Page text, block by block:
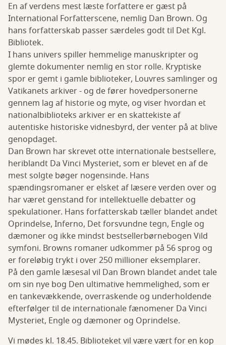
En af verdens mest læste forfattere er gæst på
International Forfatterscene, nemlig Dan Brown. Og
hans forfatterskab passer særdeles godt til Det Kgl.
Bibliotek.
I hans univers spiller hemmelige manuskripter og
glemte dokumenter nemlig en stor rolle. Kryptiske
spor er gemt i gamle biblioteker, Louvres samlinger og
Vatikanets arkiver - og de fører hovedpersonerne
gennem lag af historie og myte, og viser hvordan et
nationalbiblioteks arkiver er en skattekiste af
autentiske historiske vidnesbyrd, der venter på at blive
genopdaget.
Dan Brown har skrevet otte internationale bestsellere,
heriblandt Da Vinci Mysteriet, som er blevet en af de
mest solgte bøger nogensinde. Hans
spændingsromaner er elsket af læsere verden over og
har været genstand for intellektuelle debatter og
spekulationer. Hans forfatterskab tæller blandet andet
Oprindelse, Inferno, Det forsvundne tegn, Engle og
dæmoner og ikke mindst bestsellerbørnebogen Vild
symfoni. Browns romaner udkommer på 56 sprog og
er foreløbig trykt i over 250 millioner eksemplarer.
På den gamle læsesal vil Dan Brown blandet andet tale
om sin nye bog Den ultimative hemmelighed, som er
en tankevækkende, overraskende og underholdende
efterfølger til de internationale fænomener Da Vinci
Mysteriet, Engle og dæmoner og Oprindelse.
Vi mødes kl. 18.45. Biblioteket vil være vært for en kop